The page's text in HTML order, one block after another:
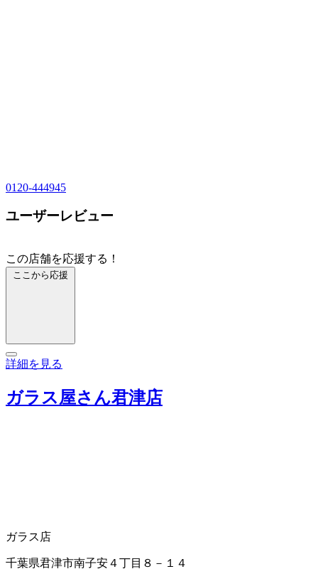
0120-444945
ユーザーレビュー
この店舗を応援する！
ここから応援
詳細を見る
ガラス屋さん君津店
ガラス店
千葉県君津市南子安４丁目８－１４